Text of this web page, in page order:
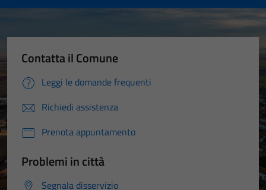
Contatta il Comune
Leggi le domande frequenti
Richiedi assistenza
Prenota appuntamento
Problemi in città
Segnala disservizio